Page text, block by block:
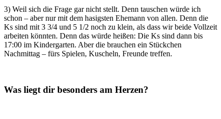
3) Weil sich die Frage gar nicht stellt. Denn tauschen würde ich
schon – aber nur mit dem hasigsten Ehemann von allen. Denn die
Ks sind mit 3 3/4 und 5 1/2 noch zu klein, als dass wir beide Vollzeit
arbeiten könnten. Denn das würde heißen: Die Ks sind dann bis
17:00 im Kindergarten. Aber die brauchen ein Stückchen
Nachmittag – fürs Spielen, Kuscheln, Freunde treffen.
Was liegt dir besonders am Herzen?